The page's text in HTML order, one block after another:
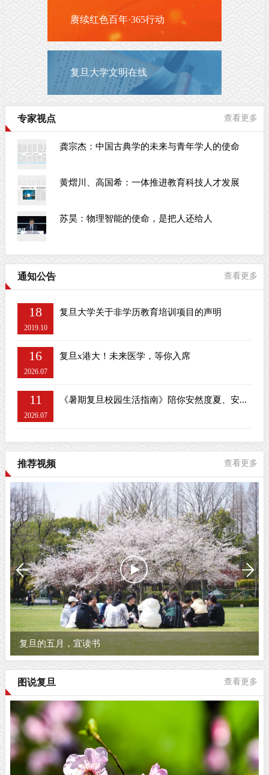
赓续红色百年·365行动
复旦大学文明在线
专家视点 查看更多
龚宗杰：中国古典学的未来与青年学人的使命
黄熠川、高国希：一体推进教育科技人才发展
苏昊：物理智能的使命，是把人还给人
通知公告 查看更多
18
2019.10
复旦大学关于非学历教育培训项目的声明
16
2026.07
复旦x港大！未来医学，等你入席
11
2026.07
《暑期复旦校园生活指南》陪你安然度夏、安...
推荐视频 查看更多
复旦的五月，宜读书
图说复旦 查看更多